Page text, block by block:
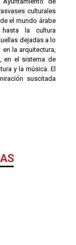
culturales
el mundo árabe
hasta la cultura
dejadas a lo
la arquitectura,
en el sistema de
y la música. El
suscitada